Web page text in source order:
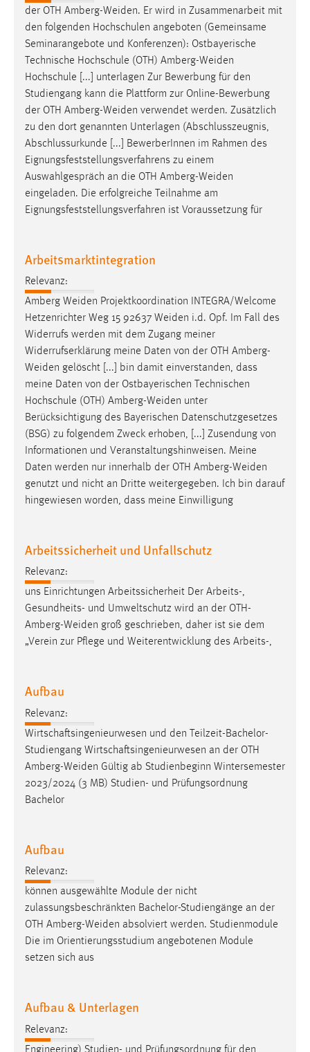
der OTH Amberg-Weiden. Er wird in Zusammenarbeit mit
den folgenden Hochschulen angeboten (Gemeinsame
Seminarangebote und Konferenzen): Ostbayerische
Technische Hochschule (OTH) Amberg-Weiden
Hochschule [...] unterlagen Zur Bewerbung für den
Studiengang kann die Plattform zur Online-Bewerbung
der OTH Amberg-Weiden verwendet werden. Zusätzlich
zu den dort genannten Unterlagen (Abschlusszeugnis,
Abschlussurkunde [...] BewerberInnen im Rahmen des
Eignungsfeststellungsverfahrens zu einem
Auswahlgespräch an die OTH Amberg-Weiden
eingeladen. Die erfolgreiche Teilnahme am
Eignungsfeststellungsverfahren ist Voraussetzung für
Arbeitsmarktintegration
Relevanz:
Amberg Weiden Projektkoordination INTEGRA/Welcome
Hetzenrichter Weg 15 92637 Weiden i.d. Opf. Im Fall des
Widerrufs werden mit dem Zugang meiner
Widerrufserklärung meine Daten von der OTH Amberg-
Weiden gelöscht [...] bin damit einverstanden, dass
meine Daten von der Ostbayerischen Technischen
Hochschule (OTH) Amberg-Weiden unter
Berücksichtigung des Bayerischen Datenschutzgesetzes
(BSG) zu folgendem Zweck erhoben, [...] Zusendung von
Informationen und Veranstaltungshinweisen. Meine
Daten werden nur innerhalb der OTH Amberg-Weiden
genutzt und nicht an Dritte weitergegeben. Ich bin darauf
hingewiesen worden, dass meine Einwilligung
Arbeitssicherheit und Unfallschutz
Relevanz:
uns Einrichtungen Arbeitssicherheit Der Arbeits-,
Gesundheits- und Umweltschutz wird an der OTH-
Amberg-Weiden groß geschrieben, daher ist sie dem
„Verein zur Pflege und Weiterentwicklung des Arbeits-,
Aufbau
Relevanz:
Wirtschaftsingenieurwesen und den Teilzeit-Bachelor-
Studiengang Wirtschaftsingenieurwesen an der OTH
Amberg-Weiden Gültig ab Studienbeginn Wintersemester
2023/2024 (3 MB) Studien- und Prüfungsordnung
Bachelor
Aufbau
Relevanz:
können ausgewählte Module der nicht
zulassungsbeschränkten Bachelor-Studiengänge an der
OTH Amberg-Weiden absolviert werden. Studienmodule
Die im Orientierungsstudium angebotenen Module
setzen sich aus
Aufbau & Unterlagen
Relevanz:
Engineering) Studien- und Prüfungsordnung für den